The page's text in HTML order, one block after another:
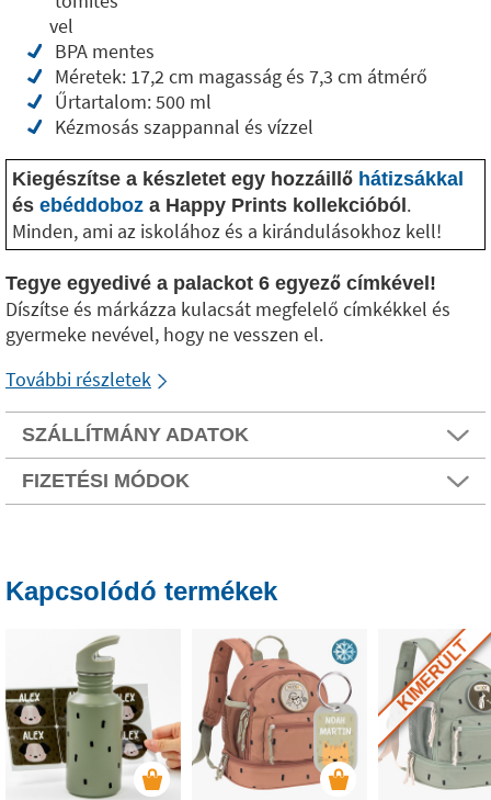
vel
BPA mentes
Méretek: 17,2 cm magasság és 7,3 cm átmérő
Űrtartalom: 500 ml
Kézmosás szappannal és vízzel
Kiegészítse a készletet egy hozzáillő hátizsákkal
és ebéddoboz a Happy Prints kollekcióból .
Minden, ami az iskolához és a kirándulásokhoz kell!
Tegye egyedivé a palackot 6 egyező címkével!
Díszítse és márkázza kulacsát megfelelő címkékkel és
gyermeke nevével, hogy ne vesszen el.
További részletek
SZÁLLÍTMÁNY ADATOK
FIZETÉSI MÓDOK
Kapcsolódó termékek
KIMERÜLT